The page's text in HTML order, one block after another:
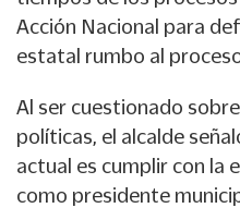
Acción Nacional para
estatal rumbo al
Al ser cuestionado
políticas, el alcalde
actual es cumplir con la
como presidente